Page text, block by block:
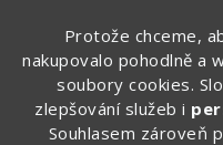
Protože chceme,
nakupovalo pohodlně a
soubory cookies.
zlepšování služeb i
Souhlasem zároveň